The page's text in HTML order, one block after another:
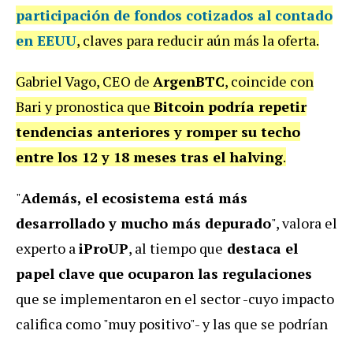
participación de fondos cotizados al contado
en EEUU, claves para reducir aún más la oferta.
Gabriel Vago, CEO de ArgenBTC, coincide con
Bari y pronostica que Bitcoin podría repetir
tendencias anteriores y romper su techo
entre los 12 y 18 meses tras el halving.
"Además, el ecosistema está más
desarrollado y mucho más depurado", valora el
experto a iProUP, al tiempo que destaca el
papel clave que ocuparon las regulaciones
que se implementaron en el sector -cuyo impacto
califica como "muy positivo"- y las que se podrían